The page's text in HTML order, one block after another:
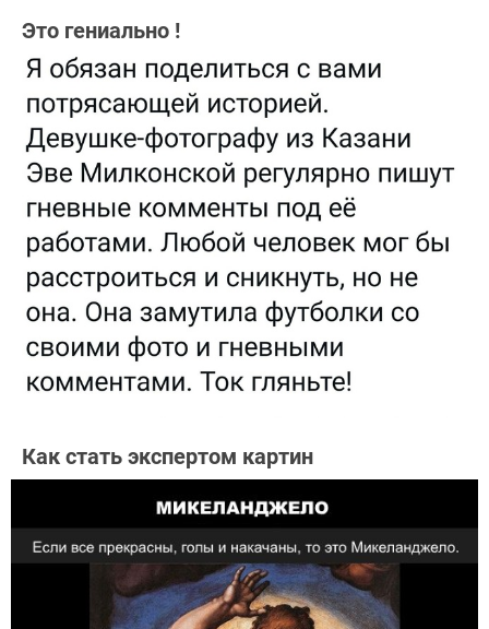
Это гениально !
Как стать экспертом картин